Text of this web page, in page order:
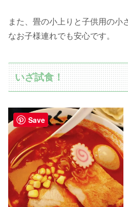
また、畳の小上りと子供用の小
なお子様連れでも安心です。
いざ試食！
Save